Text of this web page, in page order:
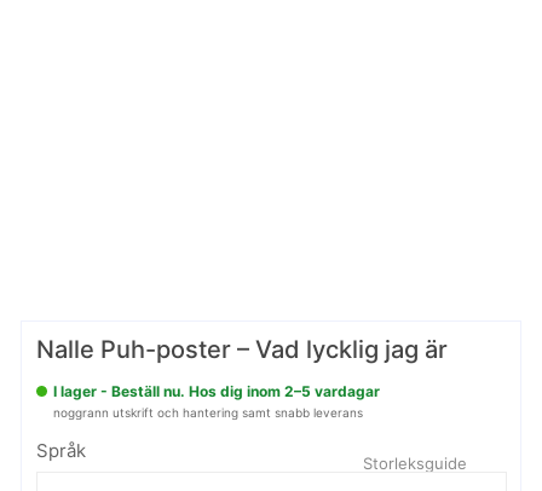
Nalle Puh-poster – Vad lycklig jag är
I lager - Beställ nu. Hos dig inom 2–5 vardagar
noggrann utskrift och hantering samt snabb leverans
Storleksguide
Språk